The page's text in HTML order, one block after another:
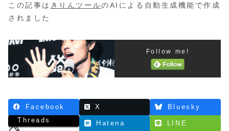
この記事は きりんツールのAIによる自動生成機能で作成
されました
Follow me!
Facebook X
Bluesky
Threads
Hatena LINE